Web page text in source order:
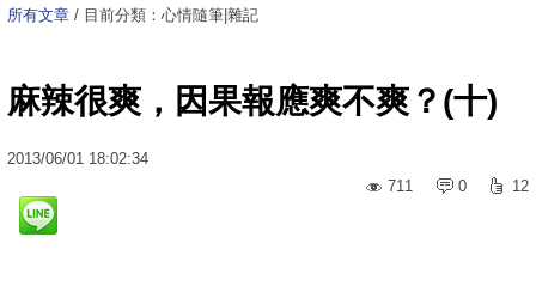
所有文章 / 目前分類：心情隨筆|雜記
麻辣很爽，因果報應爽不爽？(十)
2013/06/01 18:02:34
711
0 12